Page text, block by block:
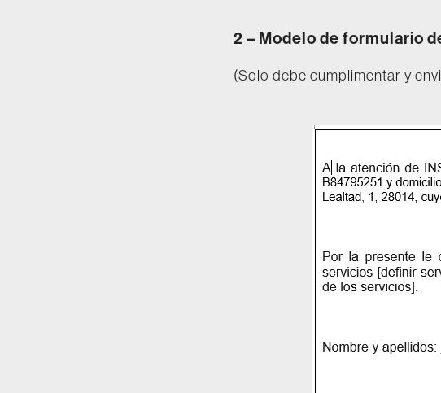
2 – Modelo de formulario
(Solo debe cumplimentar y